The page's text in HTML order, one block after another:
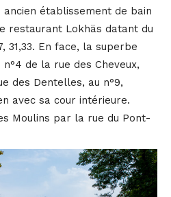
établissement de bain
restaurant Lokhäs datant du
31,33. En face, la superbe
de la rue des Cheveux,
des Dentelles, au n°9,
avec sa cour intérieure.
Moulins par la rue du Pont-